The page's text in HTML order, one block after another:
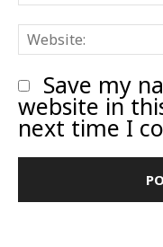
Save my
website in
next time I